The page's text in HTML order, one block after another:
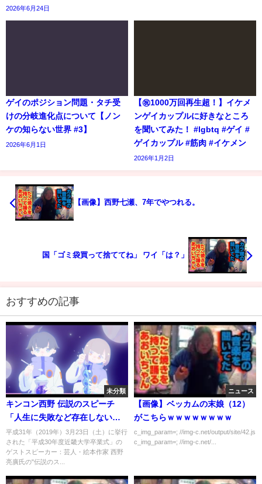
2026年6月24日
ゲイのポジション問題・タチ受
けの分岐進化点について【ノン
ケの知らない世界 #3】
2026年6月1日
【㊗️1000万回再生超！】イケメ
ンゲイカップルに好きなところ
を聞いてみた！ #lgbtq #ゲイ #
ゲイカップル #筋肉 #イケメン
2026年1月2日
【画像】西野七瀬、7年でやつれる。
国「ゴミ袋買って捨ててね」 ワイ「は？」
おすすめの記事
未分類
キンコン西野 伝説のスピーチ
「人生に失敗など存在しない」
平成30年度 近畿大学 卒業式
平成31年（2019年）3月23日（土）に挙行
された「平成30年度近畿大学卒業式」の
ゲストスピーカー：芸人・絵本作家 西野
亮廣氏の"伝説のス...
ニュース
【画像】ベッカムの末娘（12）
がこちらｗｗｗｗｗｗｗｗ
c_img_param=; //img-c.net/output/site/42.js
c_img_param=; //img-c.net/...